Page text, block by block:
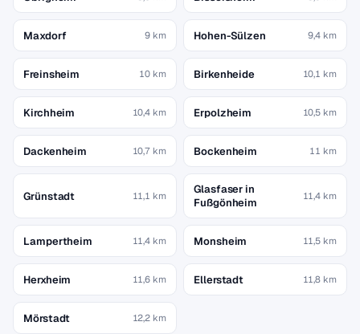
Maxdorf 9 km Hohen-Sülzen 9,4 km
Freinsheim 10 km Birkenheide 10,1 km
Kirchheim 10,4 km Erpolzheim 10,5 km
Dackenheim 10,7 km Bockenheim 11 km
Grünstadt 11,1 km
Glasfaser in
Fußgönheim
11,4 km
Lampertheim 11,4 km Monsheim 11,5 km
Herxheim 11,6 km Ellerstadt 11,8 km
Mörstadt 12,2 km